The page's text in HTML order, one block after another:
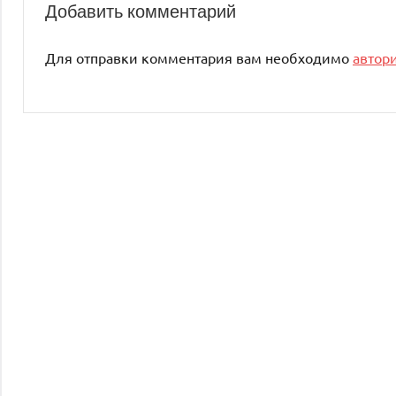
Добавить комментарий
Для отправки комментария вам необходимо